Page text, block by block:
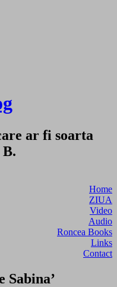
ar fi soarta
Home
ZIUA
Video
Audio
Roncea Books
Links
Contact
Sabina’